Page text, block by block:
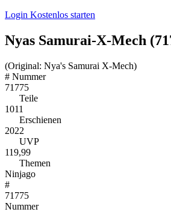
Login Kostenlos starten
Nyas Samurai-X-Mech
(Original: Nya's Samurai X-Mech)
# Nummer
71775
Teile
1011
Erschienen
2022
UVP
119,99
Themen
Ninjago
#
71775
Nummer